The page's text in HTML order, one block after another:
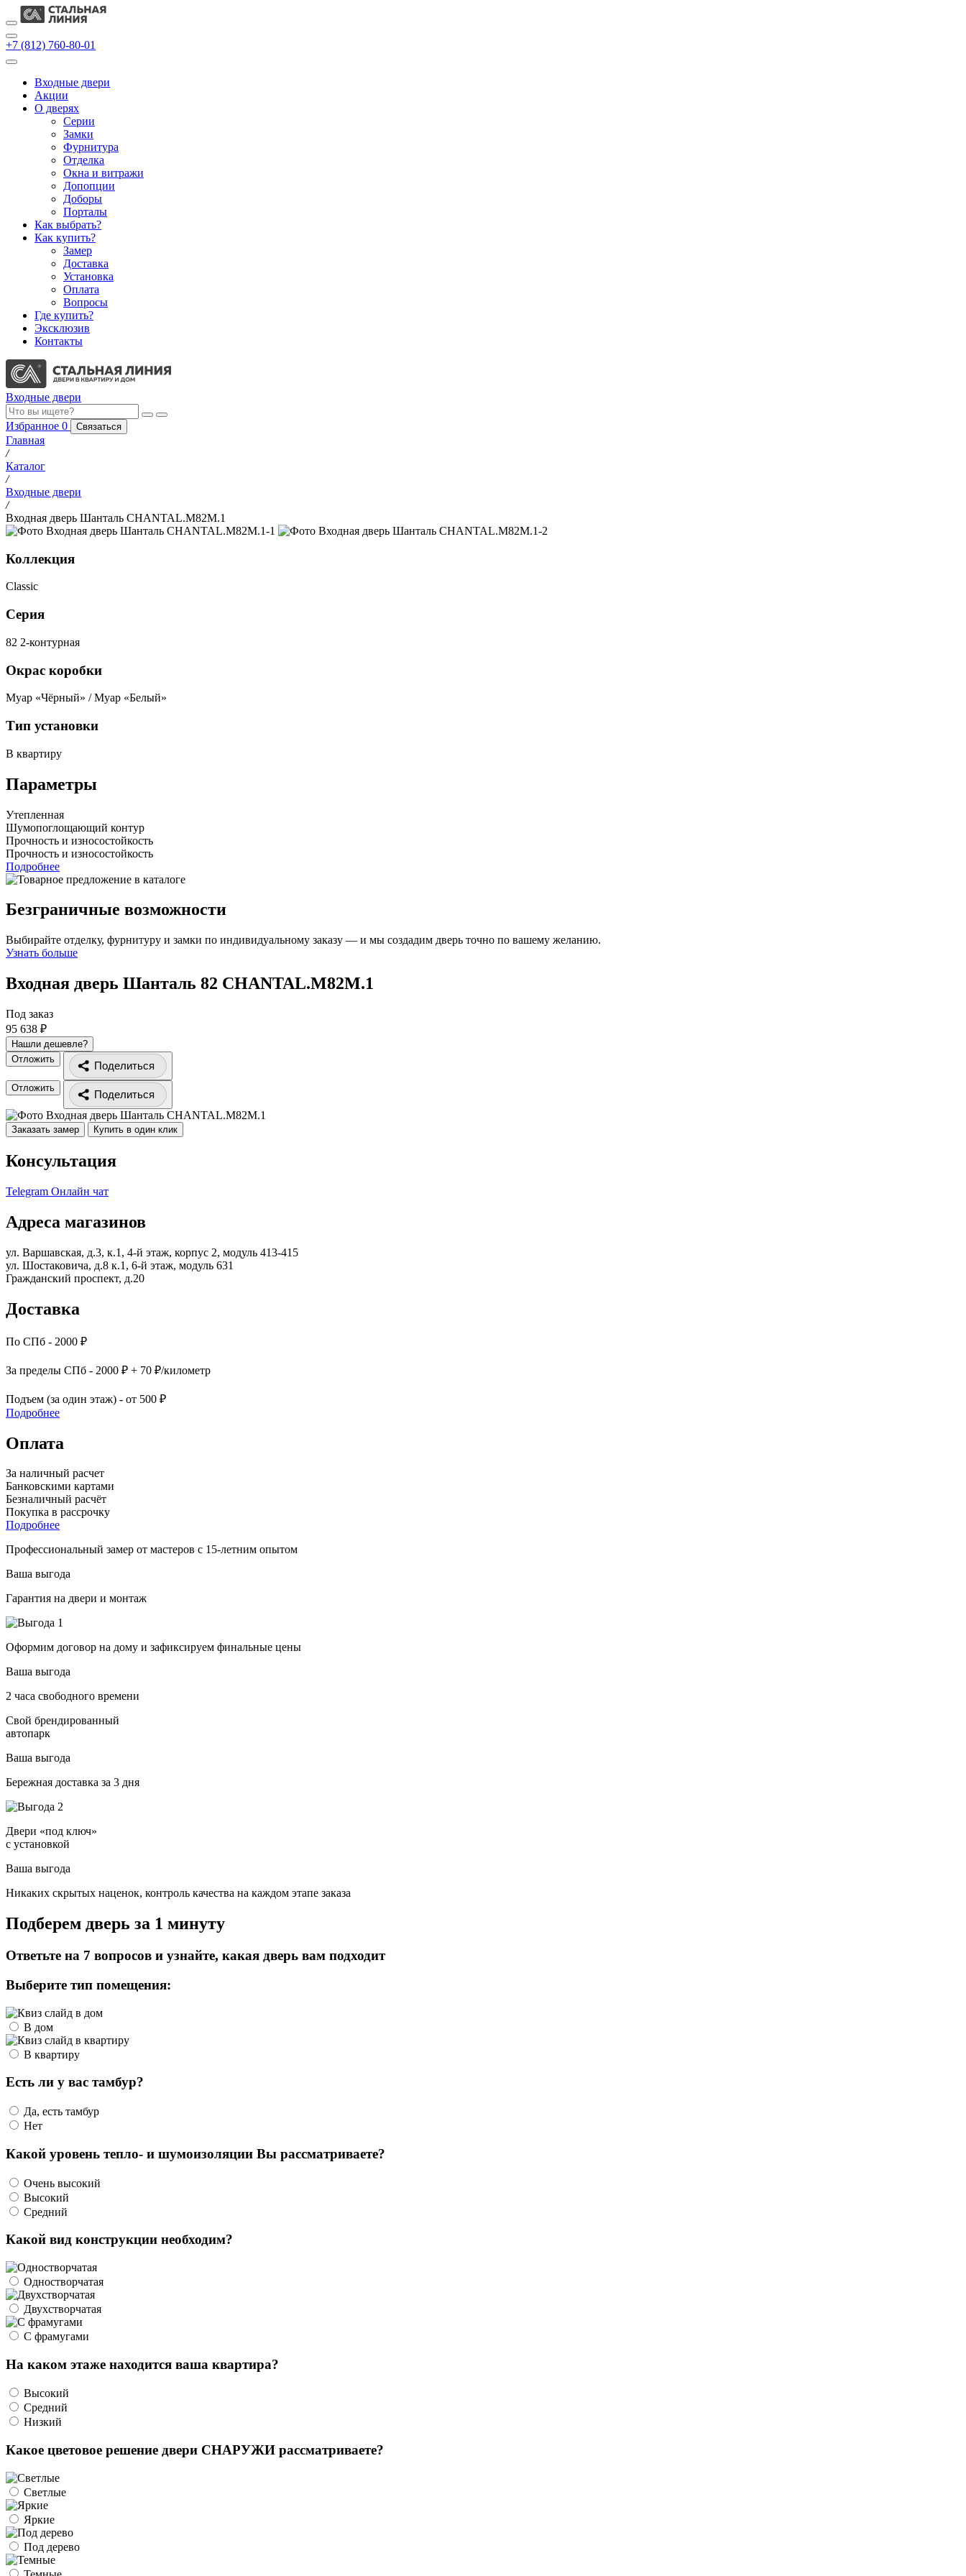
+7 (812) 760-80-01
Входные двери
Акции
О дверях
Cерии
Замки
Фурнитура
Отделка
Окна и витражи
Допопции
Доборы
Порталы
Как выбрать?
Как купить?
Замер
Доставка
Установка
Оплата
Вопросы
Где купить?
Эксклюзив
Контакты
Входные двери
Избранное 0 Связаться
Главная
/
Каталог
/
Входные двери
/
Входная дверь Шанталь CHANTAL.M82M.1
Коллекция
Classic
Серия
82 2-контурная
Окрас коробки
Муар «Чёрный» / Муар «Белый»
Тип установки
В квартиру
Параметры
Утепленная
Шумопоглощающий контур
Прочность и износостойкость
Прочность и износостойкость
Подробнее
Безграничные возможности
Выбирайте отделку, фурнитуру и замки по индивидуальному заказу — и мы создадим дверь точно по вашему желанию.
Узнать больше
Входная дверь Шанталь 82 CHANTAL.M82M.1
Под заказ
95 638 ₽
Нашли дешевле?
Отложить
Поделиться
Отложить
Поделиться
Заказать замер Купить в один клик
Консультация
Telegram Онлайн чат
Адреса магазинов
ул. Варшавская, д.3, к.1, 4-й этаж, корпус 2, модуль 413-415
ул. Шостаковича, д.8 к.1, 6-й этаж, модуль 631
Гражданский проспект, д.20
Доставка
По СПб - 2000 ₽
За пределы СПб - 2000 ₽ + 70 ₽/километр
Подъем (за один этаж) - от 500 ₽
Подробнее
Оплата
За наличный расчет
Банковскими картами
Безналичный расчёт
Покупка в рассрочку
Подробнее
Профессиональный замер от мастеров с 15-летним опытом
Ваша выгода
Гарантия на двери и монтаж
Оформим договор на дому и зафиксируем финальные цены
Ваша выгода
2 часа свободного времени
Свой брендированный
автопарк
Ваша выгода
Бережная доставка за 3 дня
Двери «под ключ»
с установкой
Ваша выгода
Никаких скрытых наценок, контроль качества на каждом этапе заказа
Подберем дверь за 1 минуту
Ответьте на 7 вопросов и узнайте, какая дверь вам подходит
Выберите тип помещения:
В дом
В квартиру
Есть ли у вас тамбур?
Да, есть тамбур
Нет
Какой уровень тепло- и шумоизоляции Вы рассматриваете?
Очень высокий
Высокий
Средний
Какой вид конструкции необходим?
Одностворчатая
Двухстворчатая
С фрамугами
На каком этаже находится ваша квартира?
Высокий
Средний
Низкий
Какое цветовое решение двери СНАРУЖИ рассматриваете?
Светлые
Яркие
Под дерево